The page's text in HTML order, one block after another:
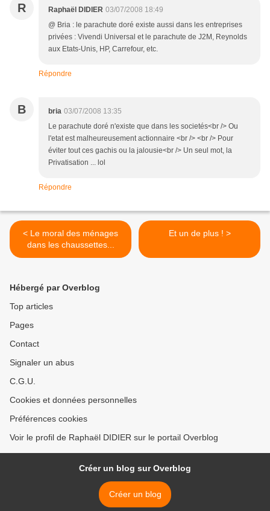
R Raphaël DIDIER 03/07/2008 18:49
@ Bria : le parachute doré existe aussi dans les entreprises
privées : Vivendi Universal et le parachute de J2M, Reynolds
aux Etats-Unis, HP, Carrefour, etc.
Répondre
B bria 03/07/2008 13:35
Le parachute doré n'existe que dans les societés<br /> Ou
l'etat est malheureusement actionnaire <br /> <br /> Pour
éviter tout ces gachis ou la jalousie<br /> Un seul mot, la
Privatisation ... lol
Répondre
< Le moral des ménages
dans les chaussettes...
Et un de plus ! >
Hébergé par Overblog
Top articles
Pages
Contact
Signaler un abus
C.G.U.
Cookies et données personnelles
Préférences cookies
Voir le profil de Raphaël DIDIER sur le portail Overblog
Créer un blog sur Overblog
Créer un blog